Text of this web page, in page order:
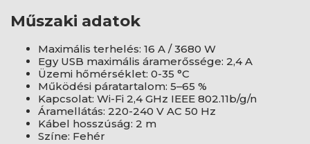
Műszaki adatok
Maximális terhelés: 16 A / 3680 W
Egy USB maximális áramerőssége: 2,4 A
Üzemi hőmérséklet: 0-35 °C
Működési páratartalom: 5–65 %
Kapcsolat: Wi-Fi 2,4 GHz IEEE 802.11b/g/n
Áramellátás: 220-240 V AC 50 Hz
Kábel hosszúság: 2 m
Színe: Fehér